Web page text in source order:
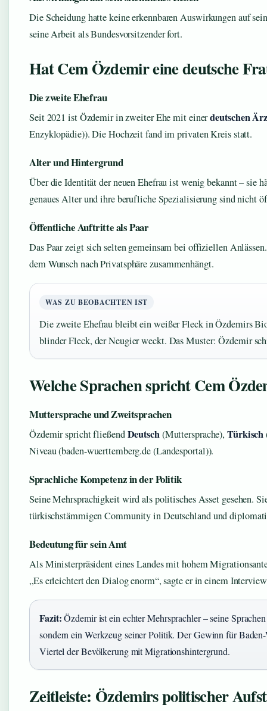
Die Scheidung hatte keine erkennbaren Auswirkungen auf
seine Arbeit als Bundesvorsitzender fort.
Hat Cem Özdemir eine deutsche
Die zweite Ehefrau
Seit 2021 ist Özdemir in zweiter Ehe mit einerdeutschen
Enzyklopädie)). Die Hochzeit fand im privaten Kreis statt.
Alter und Hintergrund
Über die Identität der neuen Ehefrau ist wenig bekannt – sie
genaues Alter und ihre berufliche Spezialisierung sind nicht
Öffentliche Auftritte als Paar
Das Paar zeigt sich selten gemeinsam bei offiziellen
dem Wunsch nach Privatsphäre zusammenhängt.
WAS ZU BEOBACHTEN IST
Die zweite Ehefrau bleibt ein weißer Fleck in Özdemirs
blinder Fleck, der Neugier weckt. Das Muster: Özdemir
Welche Sprachen spricht Cem
Muttersprache und Zweitsprachen
Özdemir spricht fließendDeutsch(Muttersprache),Türkisch
Niveau (baden-wuerttemberg.de (Landesportal)).
Sprachliche Kompetenz in der Politik
Seine Mehrsprachigkeit wird als politisches Asset gesehen.
türkischstämmigen Community in Deutschland und
Bedeutung für sein Amt
Als Ministerpräsident eines Landes mit hohem
„Es erleichtert den Dialog enorm“, sagte er in einem
Fazit:Özdemir ist ein echter Mehrsprachler – seine
sondern ein Werkzeug seiner Politik. Der Gewinn für
Viertel der Bevölkerung mit Migrationshintergrund.
Zeitleiste: Özdemirs politischer